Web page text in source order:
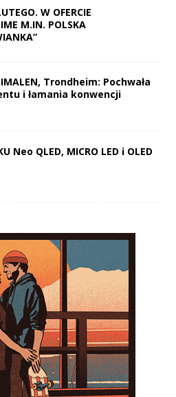
W OFERCIE
M.IN. POLSKA
Trondheim: Pochwała
i łamania konwencji
Neo QLED, MICRO LED i OLED